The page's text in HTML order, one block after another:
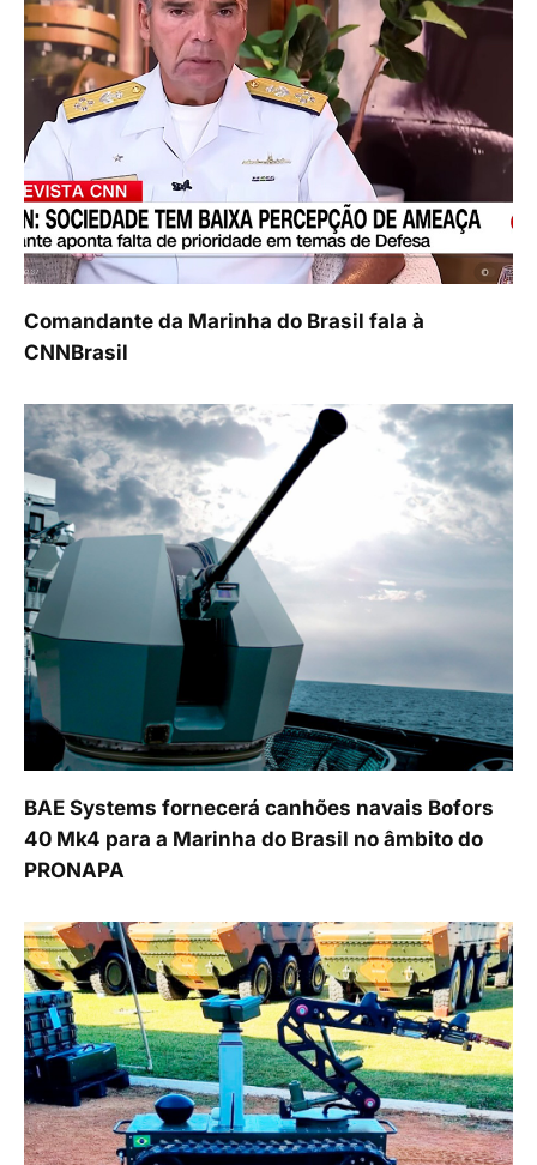
Comandante da Marinha do Brasil fala à
CNNBrasil
BAE Systems fornecerá canhões navais Bofors
40 Mk4 para a Marinha do Brasil no âmbito do
PRONAPA